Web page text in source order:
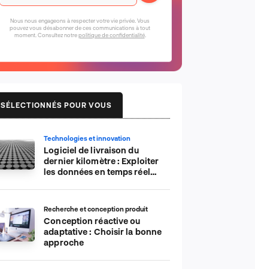
Nous nous engageons à respecter votre vie privée. Vous
pouvez vous désabonner de ces communications à tout
moment. Consultez notrepolitique de confidentialité.
SÉLECTIONNÉS POUR VOUS
Technologies et innovation
Logiciel de livraison du
dernier kilomètre : Exploiter
les données en temps réel
Recherche et conception produit
Conception réactive ou
adaptative : Choisir la bonne
approche